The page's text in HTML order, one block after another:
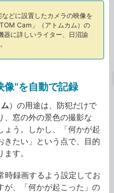
などに設置したカメラの映像を
Cam」（アトムカム）の
器に詳しいライター、日沼諭
像"を自動で記録
）の用途は、防犯だけで
、窓の外の景色の撮影な
ょう。しかし、「何かが起
きたい」という点で、目的
す。
時録画するよう設定してお
が、「何かが起こった」の